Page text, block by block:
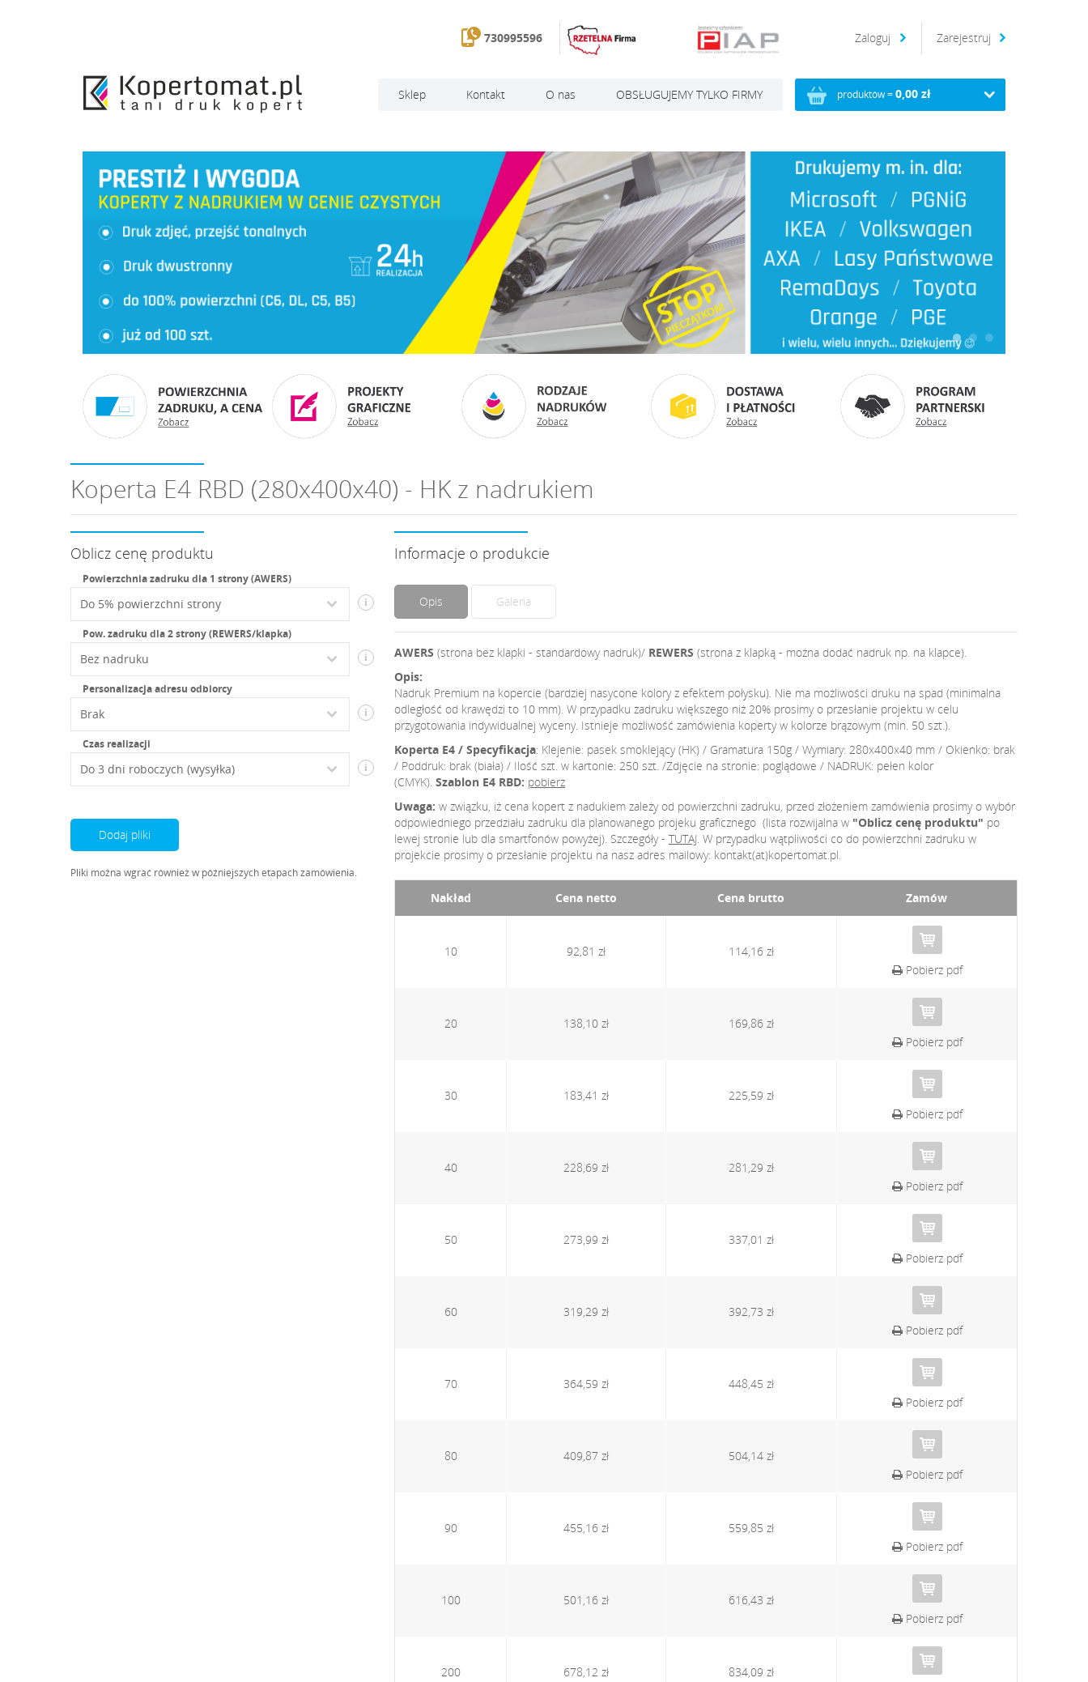
730995596 Zaloguj Zarejestruj
produktów =0,00 zł
Sklep Kontakt O nas OBSŁUGUJEMY TYLKO FIRMY
Koperta E4 RBD (280x400x40) - HK z nadrukiem
Oblicz cenę produktu
Powierzchnia zadruku dla 1 strony (AWERS)
i
Pow. zadruku dla 2 strony (REWERS/klapka)
i
Personalizacja adresu odbiorcy
i
Czas realizacji
i
Dodaj pliki
Pliki można wgrać również w późniejszych etapach zamówienia.
Informacje o produkcie
Opis Galeria
AWERS (strona bez klapki - standardowy nadruk)/ REWERS (strona z klapką - można dodać nadruk np. na klapce).
Opis:
Nadruk Premium na kopercie (bardziej nasycone kolory z efektem połysku). Nie ma możliwości druku na spad (minimalna
odległość od krawędzi to 10 mm). W przypadku zadruku większego niż 20% prosimy o przesłanie projektu w celu
przygotowania indywidualnej wyceny. Istnieje możliwość zamówienia koperty w kolorze brązowym (min. 50 szt.).
Koperta E4 / Specyfikacja: Klejenie: pasek smoklejący (HK) / Gramatura 150g / Wymiary: 280x400x40 mm / Okienko: brak
/ Poddruk: brak (biała) / Ilość szt. w kartonie: 250 szt. /Zdjęcie na stronie: poglądowe / NADRUK: pełen kolor
(CMYK). Szablon E4 RBD: pobierz
Uwaga: w związku, iż cena kopert z nadukiem zależy od powierzchni zadruku, przed złożeniem zamówienia prosimy o wybór
odpowiedniego przedziału zadruku dla planowanego projeku graficznego (lista rozwijalna w "Oblicz cenę produktu" po
lewej stronie lub dla smartfonów powyżej). Szczegóły - TUTAJ. W przypadku wątpliwości co do powierzchni zadruku w
projekcie prosimy o przesłanie projektu na nasz adres mailowy: kontakt(at)kopertomat.pl.
Nakład Cena netto Cena brutto Zamów
10 92,81 zł
114,16 zł
Pobierz pdf
20 138,10 zł
169,86 zł
Pobierz pdf
30 183,41 zł
225,59 zł
Pobierz pdf
40 228,69 zł
281,29 zł
Pobierz pdf
50 273,99 zł
337,01 zł
Pobierz pdf
60 319,29 zł
392,73 zł
Pobierz pdf
70 364,59 zł
448,45 zł
Pobierz pdf
80 409,87 zł
504,14 zł
Pobierz pdf
90 455,16 zł
559,85 zł
Pobierz pdf
100 501,16 zł
616,43 zł
Pobierz pdf
200 678,12 zł
834,09 zł